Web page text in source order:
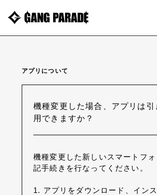
アプリについて
機種変更した場合、アプリは引
用できますか？
機種変更した新しいスマートフ
記手続きを行なってください。
1. アプリをダウンロード、イン